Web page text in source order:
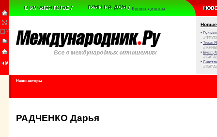
Куплю диплом
Новые
•
//
• Тихая
//
• Виват,
//
•
//
Наши авторы
РАДЧЕНКО Дарья